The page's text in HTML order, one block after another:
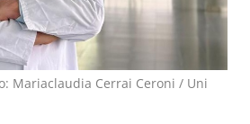
Mariaclaudia Cerrai Ceroni / Uni